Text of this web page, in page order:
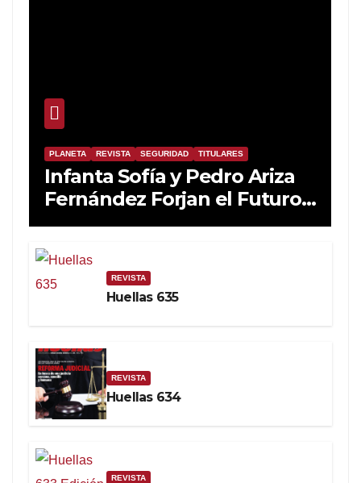
PLANETA REVISTA SEGURIDAD TITULARES
Infanta Sofía y Pedro Ariza
Fernández Forjan el Futuro
de la Soberanía Real
REVISTA
Huellas 635
REVISTA
Huellas 634
REVISTA